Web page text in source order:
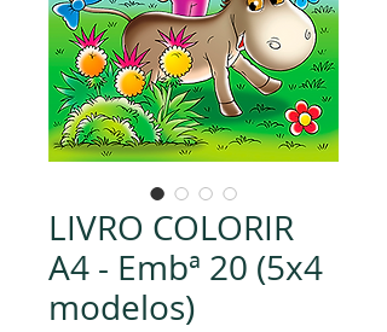
LIVRO COLORIR
A4 - Embª 20 (5x4
modelos)